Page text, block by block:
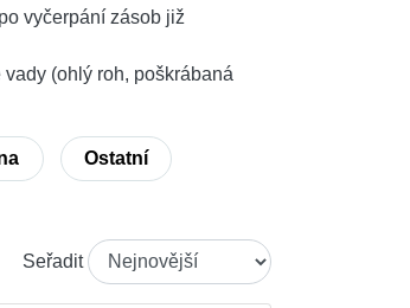
vyčerpání zásob již
(ohlý roh, poškrábaná
Ostatní
Seřadit